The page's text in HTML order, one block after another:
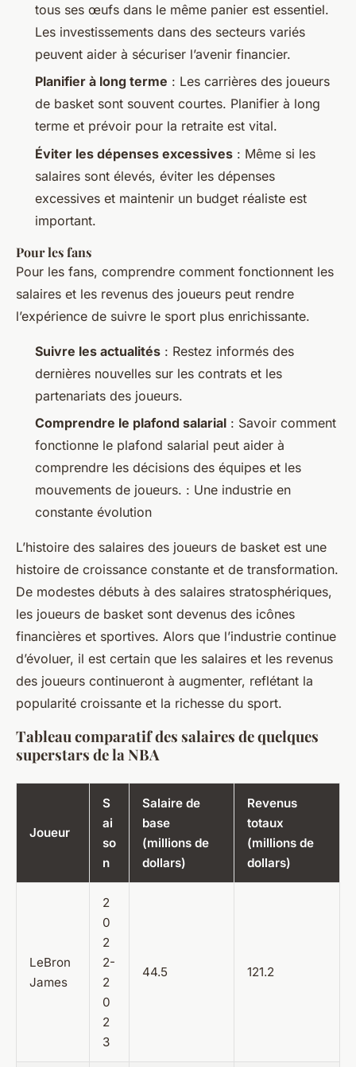
tous ses œufs dans le même panier est essentiel.
Les investissements dans des secteurs variés
peuvent aider à sécuriser l’avenir financier.
Planifier à long terme : Les carrières des joueurs
de basket sont souvent courtes. Planifier à long
terme et prévoir pour la retraite est vital.
Éviter les dépenses excessives : Même si les
salaires sont élevés, éviter les dépenses
excessives et maintenir un budget réaliste est
important.
Pour les fans
Pour les fans, comprendre comment fonctionnent les
salaires et les revenus des joueurs peut rendre
l’expérience de suivre le sport plus enrichissante.
Suivre les actualités : Restez informés des
dernières nouvelles sur les contrats et les
partenariats des joueurs.
Comprendre le plafond salarial : Savoir comment
fonctionne le plafond salarial peut aider à
comprendre les décisions des équipes et les
mouvements de joueurs. : Une industrie en
constante évolution
L’histoire des salaires des joueurs de basket est une
histoire de croissance constante et de transformation.
De modestes débuts à des salaires stratosphériques,
les joueurs de basket sont devenus des icônes
financières et sportives. Alors que l’industrie continue
d’évoluer, il est certain que les salaires et les revenus
des joueurs continueront à augmenter, reflétant la
popularité croissante et la richesse du sport.
Tableau comparatif des salaires de quelques
superstars de la NBA
Joueur
S
ai
so
n
Salaire de
base
(millions de
dollars)
Revenus
totaux
(millions de
dollars)
LeBron
James
2
0
2
2-
2
0
2
3
44.5 121.2